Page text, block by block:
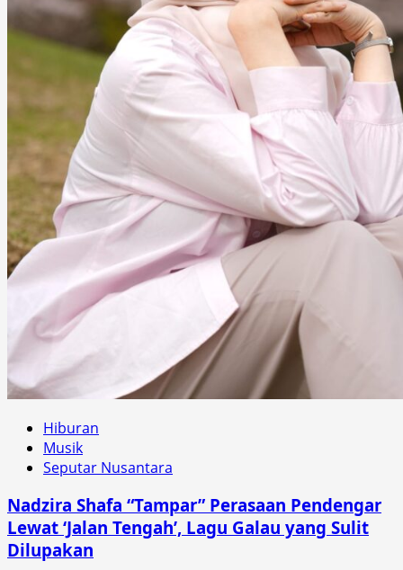
Hiburan
Musik
Seputar Nusantara
Nadzira Shafa “Tampar” Perasaan Pendengar
Lewat ‘Jalan Tengah’, Lagu Galau yang Sulit
Dilupakan